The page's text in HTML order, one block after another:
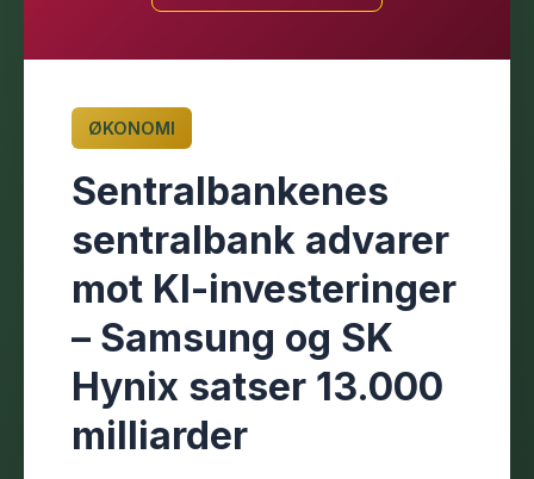
ØKONOMI
Sentralbankenes
sentralbank advarer
mot KI-investeringer
– Samsung og SK
Hynix satser 13.000
milliarder